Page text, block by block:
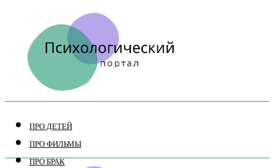
ПРО ДЕТЕЙ
ПРО ФИЛЬМЫ
ПРО БРАК